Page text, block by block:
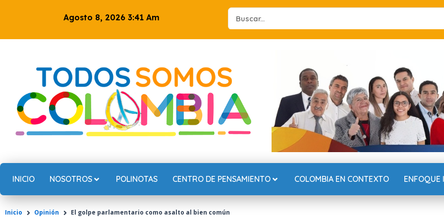
Agosto 8, 2026 3:41 Am
Search
...
INICIO NOSOTROS POLINOTAS CENTRO DE PENSAMIENTO COLOMBIA EN CONTEXTO ENFOQUE
Inicio Opinión El golpe parlamentario como asalto al bien común